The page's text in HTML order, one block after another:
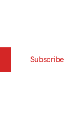
Subscribe